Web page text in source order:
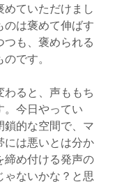
ていただけまし
のは褒めて伸ばす
も、褒められる
です。
ると、声ももち
。今日やってい
鎖的な空間で、マ
には悪いとは分か
締め付ける発声の
ないかな？と思